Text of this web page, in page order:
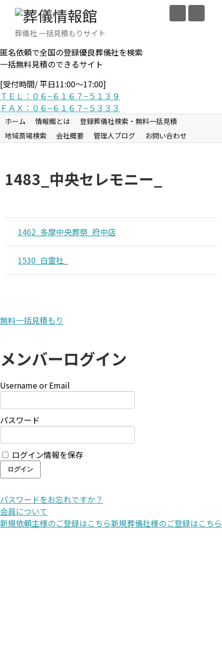
葬儀社 一括見積もりサイト
匿名依頼で全国の登録優良葬儀社を検索
一括無料見積のできるサイト
[受付時間/ 平日11:00〜17:00]
ＴＥＬ：０６−６１６７−５１３９
ＦＡＸ：０６−６１６７−５３３３
ホーム 情報館とは
登録葬儀社検索・無料一括見積
地域斎場検索
会社概要 管理人ブログ お問い合わせ
1483_中央セレモニー_
1462_多摩中央葬祭_府中店
1530_白霊社_
無料一括見積もり
メンバーログイン
Username or Email
パスワード
ログイン情報を保存
パスワードをお忘れですか？
会員について
新規依頼主様のご登録はこちら新規葬儀社様のご登録はこちら